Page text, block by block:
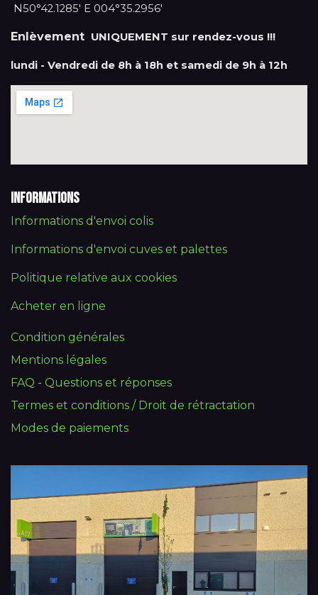
N50°42.1285' E 004°35.2956'
Enlèvement UNIQUEMENT sur rendez-vous !!!
lundi - Vendredi de 8h à 18h et samedi de 9h à 12h
Informations
Informations d'envoi colis
Informations d'envoi cuves et palettes
Politique relative aux cookies
Acheter en ligne
Condition générales
Mentions légales
FAQ - Questions et réponses
Termes et conditions / Droit de rétractation
Modes de paiements